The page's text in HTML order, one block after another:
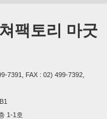
팩토리 마굿
7391, FAX : 02) 499-7392,
1-1호